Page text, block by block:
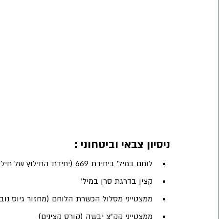
ניסיון צבאי וביטחוני :
לוחם במיל' ביחידת 669 (יחידת החילוץ של חיל האוויר)
קצין בדרגת סרן במיל'
ממצטייני מסלול הכשרת הלוחם (מחזור גיוס נוב'
ממצטייני קק"צ יבשה (קורס קצינים)